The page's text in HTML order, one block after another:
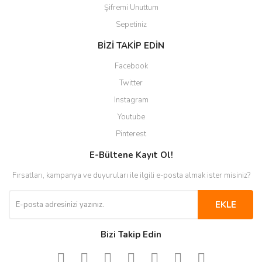
Şifremi Unuttum
Sepetiniz
BİZİ TAKİP EDİN
Facebook
Twitter
Instagram
Youtube
Pinterest
E-Bültene Kayıt Ol!
Fırsatları, kampanya ve duyuruları ile ilgili e-posta almak ister misiniz?
EKLE
Bizi Takip Edin